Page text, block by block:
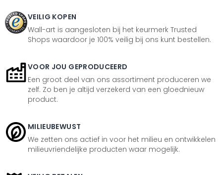
VEILIG KOPEN
Wall-art is aangesloten bij het keurmerk Trusted
Shops waardoor je 100% veilig bij ons kunt bestellen.
VOOR JOU GEPRODUCEERD
Een groot deel van ons assortiment produceren we
zelf. Zo ben je altijd verzekerd van een gloednieuw
product.
MILIEUBEWUST
We zetten ons actief in voor het milieu en ontwikkelen
milieuvriendelijke producten waar mogelijk.